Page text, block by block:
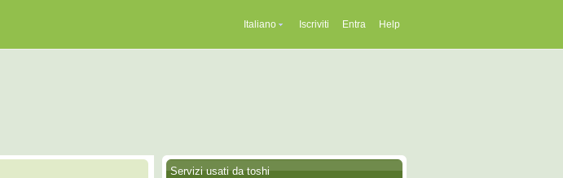
Italiano Iscriviti Entra Help
Servizi usati da toshi